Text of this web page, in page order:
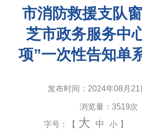
市消防救援支队
芝市政务服务中
项”一次性告知单
发布时间： 2024年08月
浏览量： 3519次
字号：【 大 中 小 】